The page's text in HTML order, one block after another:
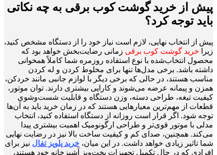
پیش از خرید گوشت کوب برقی به چه نکاتی
باید توجه کرد؟
پیش از انتخاب نهایی، لازم است نیاز خود را از دستگاه مشخص کنید،
زیرا خرید گوشت کوب برقی زمانی رضایت‌بخش خواهد بود که
محصول انتخاب‌شده با نوع استفاده روزمره شما کاملاً همخوانی
داشته باشد. برخی مدل‌ها تنها برای مخلوط کردن و له کردن
مناسب هستند، در حالی که برخی دیگر با لوازم جانبی مانند خردکن،
همزن و پیمانه عرضه می‌شوند و کارایی بیشتری دارند. توان موتور،
کیفیت تیغه، طراحی دسته، وزن دستگاه و قابلیت شست‌وشوی
قطعات از مهم‌ترین معیارهایی هستند که در زمان خرید باید به آن‌ها
توجه شود. اگر قرار است روزانه از دستگاه استفاده کنید، انتخاب
مدلی با موتور قوی‌تر و طراحی ارگونومیک اهمیت بیشتری پیدا
می‌کند. همچنین، صدای کم و کیفیت ساخت بالا نیز در رضایت نهایی
شما تاثیر زیادی خواهد داشت. در این میان، خرید پلوپز تفال نیز برای
افرادی که در حال تکمیل تجهیزات پخت‌وپز آشپزخانه خود هستند،